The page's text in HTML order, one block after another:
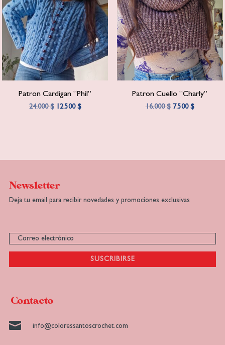
Patron Cardigan “Phil”
24.000$
El12.500 $El
Patron Cuello “Charly”
16.000$ El
7.500 $El
Newsletter
Deja tu email para recibir novedades y promociones exclusivas
SUSCRIBIRSE
Contacto
 info@coloressantoscrochet.com